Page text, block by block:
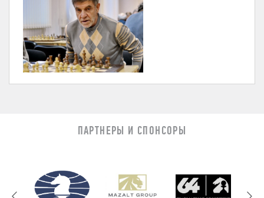
ПАРТНЕРЫ И СПОНСОРЫ